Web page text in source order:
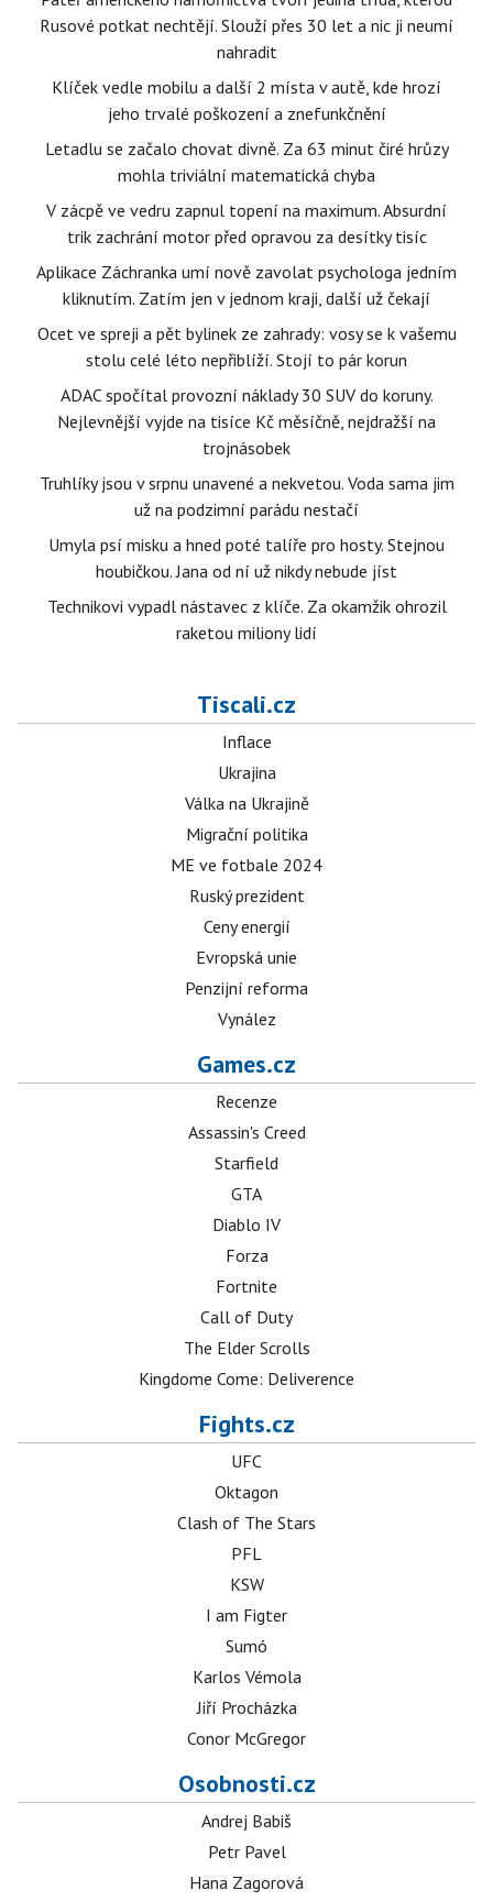
Rusové potkat nechtějí. Slouží přes 30 let a nic ji neumí
nahradit
Klíček vedle mobilu a další 2 místa v autě, kde hrozí
jeho trvalé poškození a znefunkčnění
Letadlu se začalo chovat divně. Za 63 minut čiré hrůzy
mohla triviální matematická chyba
V zácpě ve vedru zapnul topení na maximum. Absurdní
trik zachrání motor před opravou za desítky tisíc
Aplikace Záchranka umí nově zavolat psychologa jedním
kliknutím. Zatím jen v jednom kraji, další už čekají
Ocet ve spreji a pět bylinek ze zahrady: vosy se k vašemu
stolu celé léto nepřiblíží. Stojí to pár korun
ADAC spočítal provozní náklady 30 SUV do koruny.
Nejlevnější vyjde na tisíce Kč měsíčně, nejdražší na
trojnásobek
Truhlíky jsou v srpnu unavené a nekvetou. Voda sama jim
už na podzimní parádu nestačí
Umyla psí misku a hned poté talíře pro hosty. Stejnou
houbičkou. Jana od ní už nikdy nebude jíst
Technikovi vypadl nástavec z klíče. Za okamžik ohrozil
raketou miliony lidí
Tiscali.cz
Inflace
Ukrajina
Válka na Ukrajině
Migrační politika
ME ve fotbale 2024
Ruský prezident
Ceny energií
Evropská unie
Penzijní reforma
Vynález
Games.cz
Recenze
Assassin's Creed
Starfield
GTA
Diablo IV
Forza
Fortnite
Call of Duty
The Elder Scrolls
Kingdome Come: Deliverence
Fights.cz
UFC
Oktagon
Clash of The Stars
PFL
KSW
I am Figter
Sumó
Karlos Vémola
Jiří Procházka
Conor McGregor
Osobnosti.cz
Andrej Babiš
Petr Pavel
Hana Zagorová